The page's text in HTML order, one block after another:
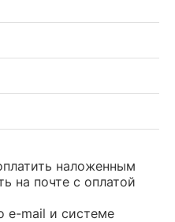
наложенным
на почте с оплатой
e-mail и системе